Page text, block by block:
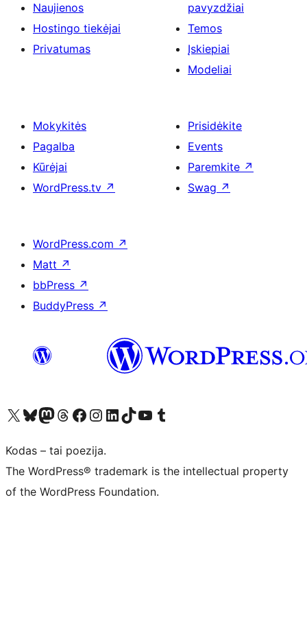
Naujienos
Hostingo tiekėjai
Privatumas
pavyzdžiai
Temos
Įskiepiai
Modeliai
Mokykitės
Pagalba
Kūrėjai
WordPress.tv ↗
Prisidėkite
Events
Paremkite ↗
Swag ↗
WordPress.com ↗
Matt ↗
bbPress ↗
BuddyPress ↗
Visit our X (formerly Twitter) account
Apsilankykite mūsų Bluesky paskyroje
Visit our Mastodon account
Apsilankykite mūsų Threads paskyroje
Visit our Facebook page
Visit our Instagram account
Visit our LinkedIn account
Apsilankykite mūsų TikTok paskyroje
Visit our YouTube channel
Apsilankykite mūsų Tumblr paskyroje
Kodas – tai poezija.
The WordPress® trademark is the intellectual property
of the WordPress Foundation.